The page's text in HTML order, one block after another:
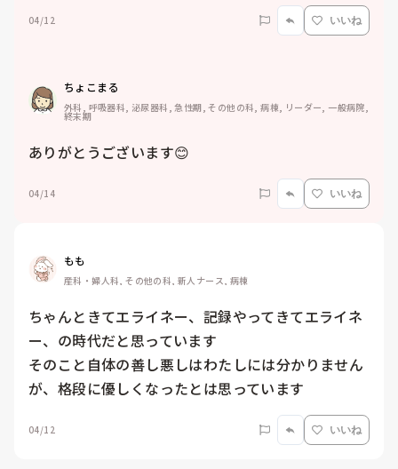
04/12 いいね
ちょこまる
外科, 呼吸器科, 泌尿器科, 急性期, その他の科, 病棟, リーダー, 一般病院,
終末期
ありがとうございます😊
04/14 いいね
もも
産科・婦人科, その他の科, 新人ナース, 病棟
ちゃんときてエライネー、記録やってきてエライネ
ー、の時代だと思っています
そのこと自体の善し悪しはわたしには分かりません
が、格段に優しくなったとは思っています
04/12 いいね